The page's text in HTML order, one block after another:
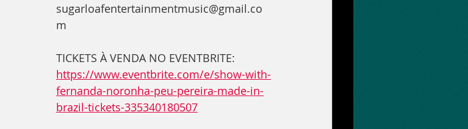
sugarloafentertainmentmusic@gmail.co
m
TICKETS À VENDA NO EVENTBRITE:
https://www.eventbrite.com/e/show-with-
fernanda-noronha-peu-pereira-made-in-
brazil-tickets-335340180507